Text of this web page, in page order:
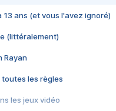
13 ans (et vous l'avez ignoré)
(littéralement)
Rayan
toutes les règles
les jeux vidéo